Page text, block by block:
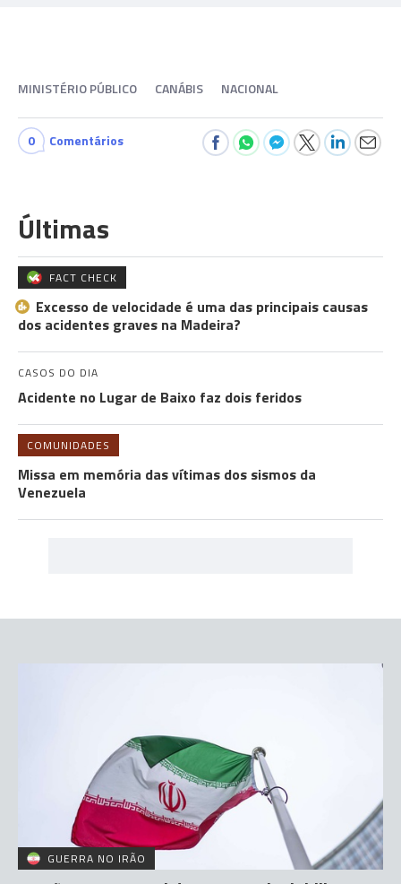
MINISTÉRIO PÚBLICO CANÁBIS NACIONAL
0 Comentários
Últimas
FACT CHECK
Excesso de velocidade é uma das principais causas
dos acidentes graves na Madeira?
CASOS DO DIA
Acidente no Lugar de Baixo faz dois feridos
COMUNIDADES
Missa em memória das vítimas dos sismos da
Venezuela
GUERRA NO IRÃO